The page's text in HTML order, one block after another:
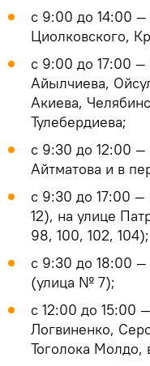
с 9:00 до 14:00 —
Циолковского,
с 9:00 до 17:00 —
Айылчиева,
Акиева,
Тулебердиева;
с 9:30 до 12:00 —
Айтматова и в
с 9:30 до 17:00
12), на улице
98, 100, 102, 104);
с 9:30 до 18:00
(улица № 7);
с 12:00 до 15:00
Логвиненко,
Тоголока Молдо,